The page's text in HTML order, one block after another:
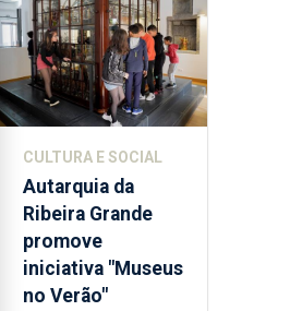
violência
doméstica,
através
da
promoção
competências
pessoais,
emocionais
e
sociais
junto
CULTURA E SOCIAL
Autarquia da
Ribeira Grande
promove
iniciativa "Museus
no Verão"